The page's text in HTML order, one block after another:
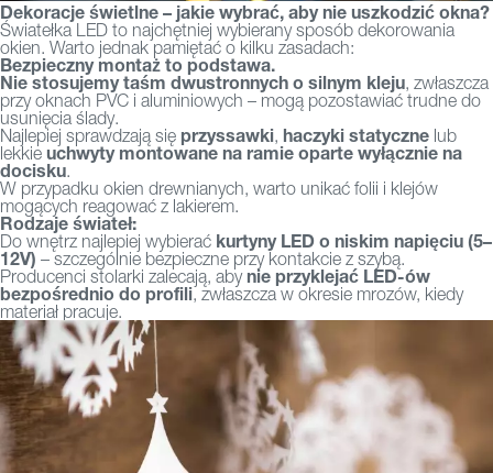
Dekoracje świetlne – jakie wybrać, aby nie uszkodzić okna?
Światełka LED to najchętniej wybierany sposób dekorowania
okien. Warto jednak pamiętać o kilku zasadach:
Bezpieczny montaż to podstawa.
Nie stosujemy taśm dwustronnych o silnym kleju, zwłaszcza
przy oknach PVC i aluminiowych – mogą pozostawiać trudne do
usunięcia ślady.
Najlepiej sprawdzają się przyssawki, haczyki statyczne lub
lekkie uchwyty montowane na ramie oparte wyłącznie na
docisku.
W przypadku okien drewnianych, warto unikać folii i klejów
mogących reagować z lakierem.
Rodzaje świateł:
Do wnętrz najlepiej wybierać kurtyny LED o niskim napięciu (5–
12V) – szczególnie bezpieczne przy kontakcie z szybą.
Producenci stolarki zalecają, aby nie przyklejać LED-ów
bezpośrednio do profili, zwłaszcza w okresie mrozów, kiedy
materiał pracuje.